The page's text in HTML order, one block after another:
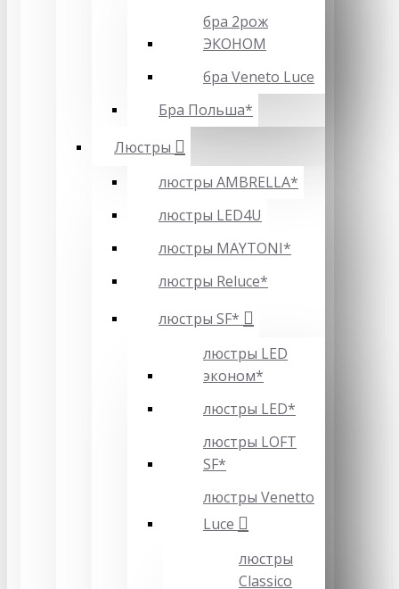
бра 2рож
ЭКОНОМ
бра Veneto Luce
Бра Польша*
Люстры
люстры AMBRELLA*
люстры LED4U
люстры MAYTONI*
люстры Reluce*
люстры SF*
люстры LED
эконом*
люстры LED*
люстры LOFT
SF*
люстры Venetto
Luce
люстры
Classico